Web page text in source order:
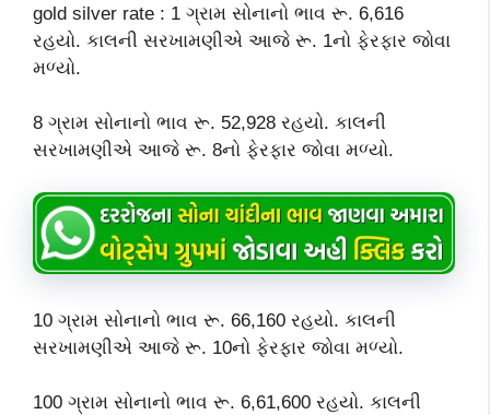
gold silver rate : 1 ગ્રામ સોનાનો ભાવ રૂ. 6,616
રહયો. કાલની સરખામણીએ આજે રૂ. 1નો ફેરફાર જોવા
મળ્યો.
8 ગ્રામ સોનાનો ભાવ રૂ. 52,928 રહયો. કાલની
સરખામણીએ આજે રૂ. 8નો ફેરફાર જોવા મળ્યો.
10 ગ્રામ સોનાનો ભાવ રૂ. 66,160 રહયો. કાલની
સરખામણીએ આજે રૂ. 10નો ફેરફાર જોવા મળ્યો.
100 ગ્રામ સોનાનો ભાવ રૂ. 6,61,600 રહયો. કાલની